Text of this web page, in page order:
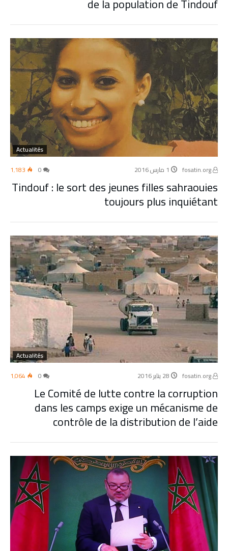
Actualités
1 مارس 2016 1٬183
Tindouf : le sort des jeunes filles sahraouies
toujours plus inquiétant
Actualités
28 يناير 2016 1٬064
Le Comité de lutte contre la corruption
dans les camps exige un mécanisme de
contrôle de la distribution de l’aide